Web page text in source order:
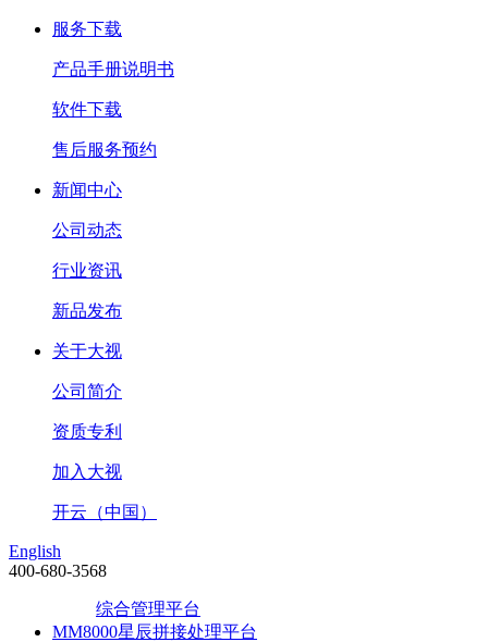
服务下载
产品手册说明书
软件下载
售后服务预约
新闻中心
公司动态
行业资讯
新品发布
关于大视
公司简介
资质专利
加入大视
开云（中国）
English
400-680-3568
综合管理平台
MM8000星辰拼接处理平台